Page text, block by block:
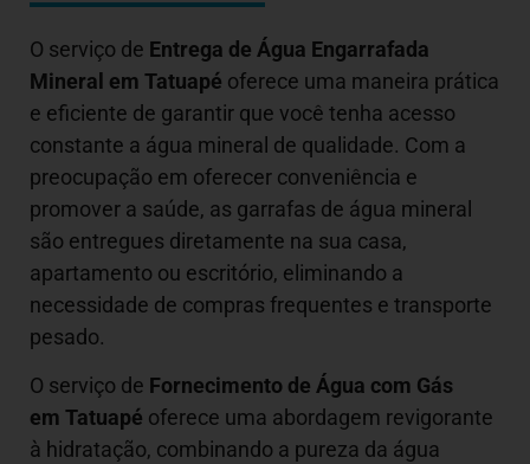
O serviço de Entrega de Água Engarrafada
Mineral em Tatuapé oferece uma maneira prática
e eficiente de garantir que você tenha acesso
constante a água mineral de qualidade. Com a
preocupação em oferecer conveniência e
promover a saúde, as garrafas de água mineral
são entregues diretamente na sua casa,
apartamento ou escritório, eliminando a
necessidade de compras frequentes e transporte
pesado.
O serviço de Fornecimento de Água com Gás
em Tatuapé oferece uma abordagem revigorante
à hidratação, combinando a pureza da água